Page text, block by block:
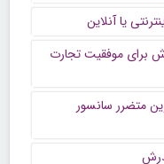
برای موفقیت تجارت
متضرر سانسور